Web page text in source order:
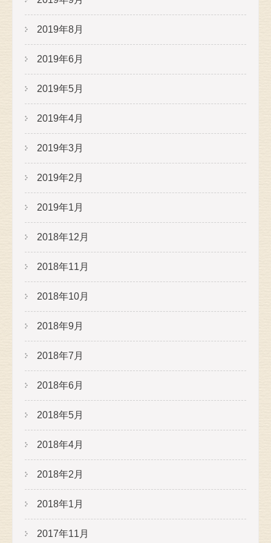
2019年8月
2019年6月
2019年5月
2019年4月
2019年3月
2019年2月
2019年1月
2018年12月
2018年11月
2018年10月
2018年9月
2018年7月
2018年6月
2018年5月
2018年4月
2018年2月
2018年1月
2017年11月